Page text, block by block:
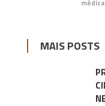
médica
MAIS POSTS